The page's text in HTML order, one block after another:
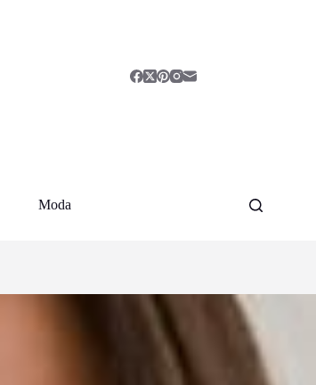
Moda